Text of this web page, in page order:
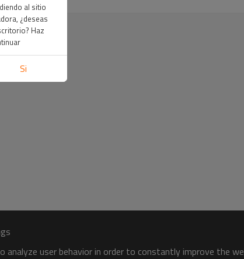
user behavior in order to constantly improve the
al sitio
¿deseas
Haz
Si